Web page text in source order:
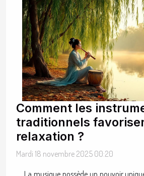
Comment les
traditionnels
relaxation ?
Mardi 18 novembre 2025 00:20